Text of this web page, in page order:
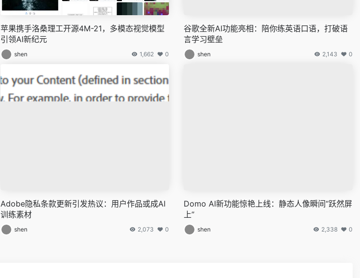
苹果携手洛桑理工开源4M-21，多模态视觉模型
引领AI新纪元
shen 1,662 0
谷歌全新AI功能亮相：陪你练英语口语，打破语
言学习壁垒
shen 2,143 0
Adobe隐私条款更新引发热议：用户作品或成AI
训练素材
shen 2,073 0
Domo AI新功能惊艳上线：静态人像瞬间“跃然屏
上”
shen 2,338 0